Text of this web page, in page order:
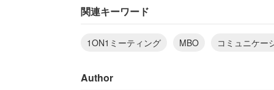
り入れられていますが、ドラッガーの
ドラッガーは、この概念を目的や目標
ションを向上させるものにはなってい
関連キーワード
1ON1ミーティング MBO コミュニケー
Author